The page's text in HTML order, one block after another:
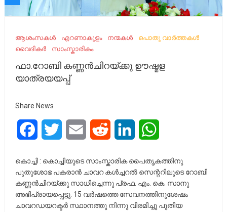
ആശംസകൾ എറണാകുളം നന്മകൾ
പൊതു വാർത്തകൾ
വൈദികർ
സാംസ്കാരികം
ഫാ.റോബി കണ്ണൻചിറയ്ക്കു ഊഷ്മള
യാത്രയയപ്പ്
Share News
FacebookTwitter Email Reddit LinkedIn
കൊച്ചി : കൊച്ചിയുടെ സാംസ്കാരിക പൈതൃകത്തിനു
പുതുശോഭ പകരാൻ ചാവറ കൾച്ചറൽ സെന്ററിലൂടെ റോബി
കണ്ണൻചിറയ്ക്കു സാധിച്ചെന്നു പ്രഫ. എം. കെ. സാനു
അഭിപ്രായപ്പെട്ടു. 15 വർഷത്തെ സേവനത്തിനുശേഷം
ചാവറഡയറക്ടർ സ്ഥാനത്തു നിന്നു വിരമിച്ചു പുതിയ